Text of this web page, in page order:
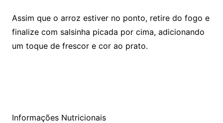
Assim que o arroz estiver no ponto, retire do fogo e
finalize com salsinha picada por cima, adicionando
um toque de frescor e cor ao prato.
Informações Nutricionais